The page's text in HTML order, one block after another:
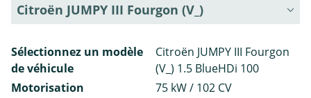
Citroën JUMPY III Fourgon (V_)
Sélectionnez un modèle
de véhicule
Citroën JUMPY III Fourgon
(V_) 1.5 BlueHDi 100
Motorisation
75 kW / 102 CV